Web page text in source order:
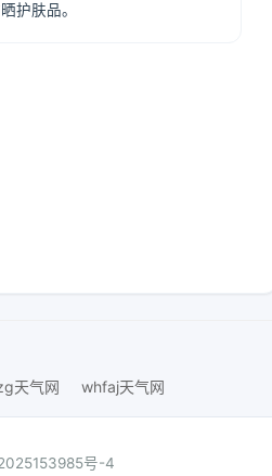
护肤品。
天气网 whfaj天气网
号-4